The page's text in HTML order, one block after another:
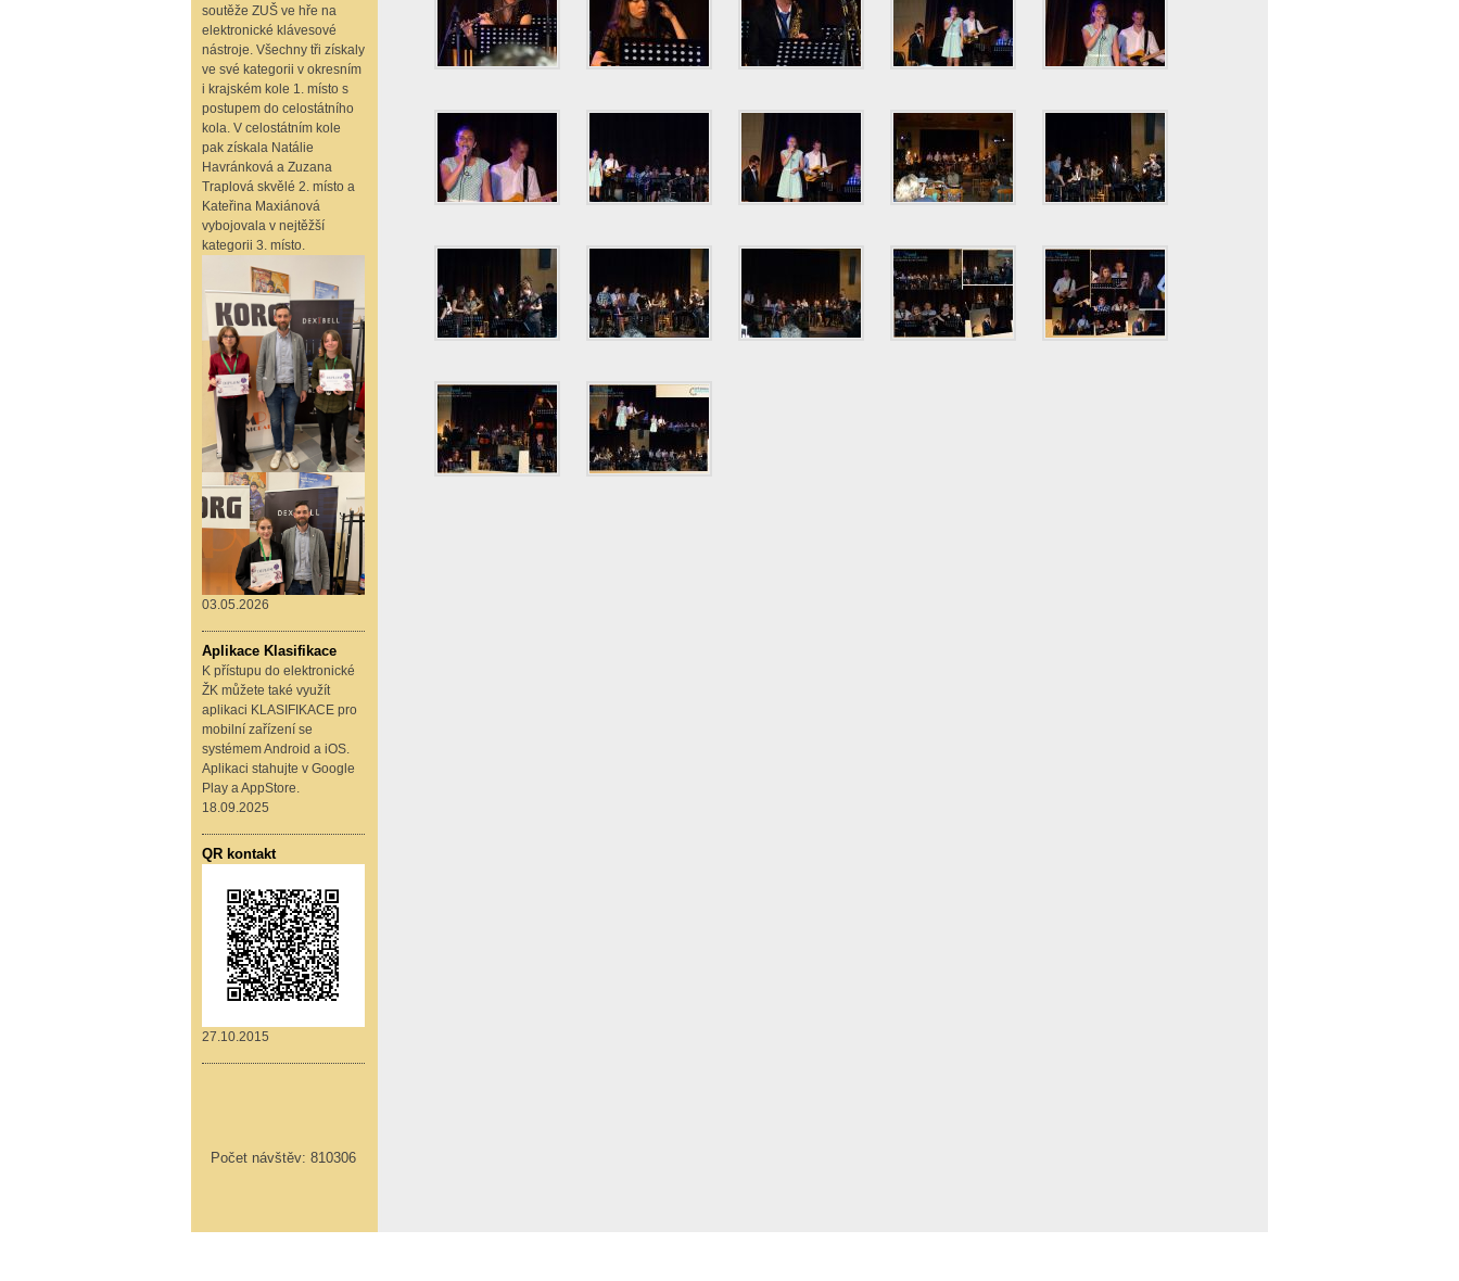
soutěže ZUŠ ve hře na
elektronické klávesové
nástroje. Všechny tři získaly
ve své kategorii v okresním
i krajském kole 1. místo s
postupem do celostátního
kola. V celostátním kole
pak získala Natálie
Havránková a Zuzana
Traplová skvělé 2. místo a
Kateřina Maxiánová
vybojovala v nejtěžší
kategorii 3. místo.
03.05.2026
Aplikace Klasifikace
K přístupu do elektronické
ŽK můžete také využít
aplikaci KLASIFIKACE pro
mobilní zařízení se
systémem Android a iOS.
Aplikaci stahujte v Google
Play a AppStore.
18.09.2025
QR kontakt
27.10.2015
Počet návštěv: 810306